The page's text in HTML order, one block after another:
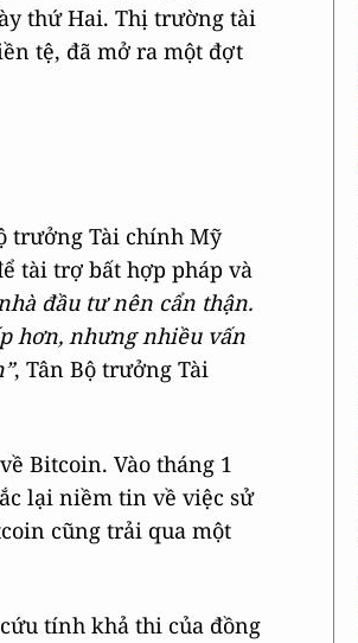
thứ Hai. Thị trường tài
tệ, đã mở ra một đợt
trưởng Tài chính Mỹ
tài trợ bất hợp pháp và
đầu tư nên cẩn thận.
hơn, nhưng nhiều vấn
, Tân Bộ trưởng Tài
Bitcoin. Vào tháng 1
lại niềm tin về việc sử
cũng trải qua một
tính khả thi của đồng